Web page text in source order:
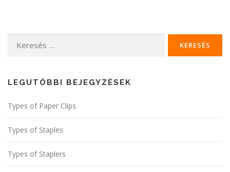
Keresés:
LEGUTÓBBI BEJEGYZÉSEK
Types of Paper Clips
Types of Staples
Types of Staplers